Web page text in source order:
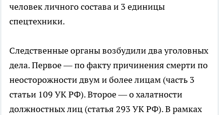
человек личного состава и 3 единицы
спецтехники.
Следственные органы возбудили два уголовных
дела. Первое — по факту причинения смерти по
неосторожности двум и более лицам (часть 3
статьи 109 УК РФ). Второе — о халатности
должностных лиц (статья 293 УК РФ). В рамках